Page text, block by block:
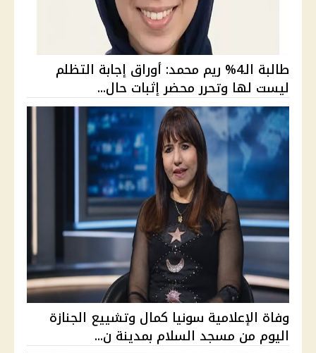
طالبة الـ4% ريم محمد: أوراق إجابة التظلم
ليست لها وتحرر محضر إثبات حال...
وفاة الإعلامية سونيا كمال وتشييع الجنازة
اليوم من مسجد السلام بمدينة ن...